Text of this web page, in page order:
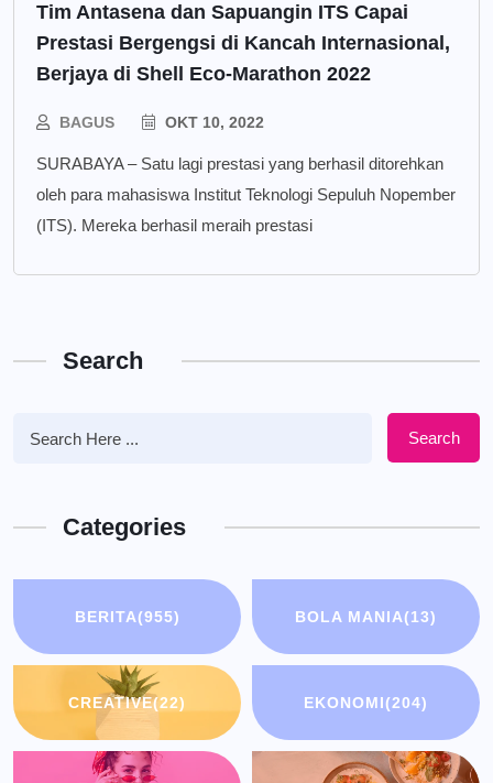
Tim Antasena dan Sapuangin ITS Capai
Prestasi Bergengsi di Kancah Internasional,
Berjaya di Shell Eco-Marathon 2022
BAGUS OKT 10, 2022
SURABAYA – Satu lagi prestasi yang berhasil ditorehkan
oleh para mahasiswa Institut Teknologi Sepuluh Nopember
(ITS). Mereka berhasil meraih prestasi
Search
Search
Categories
BERITA(955) BOLA MANIA(13)
CREATIVE(22) EKONOMI(204)